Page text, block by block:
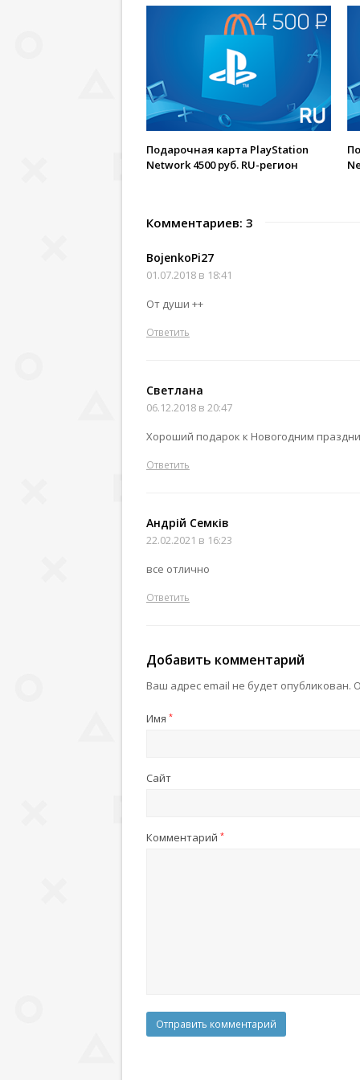
Подарочная карта PlayStation
Network 4500 руб. RU-регион
Комментариев: 3
BojenkoPi27
01.07.2018 в 18:41
От души ++
Ответить
Светлана
06.12.2018 в 20:47
Хороший подарок к Новогодним
Ответить
Андрій Семків
22.02.2021 в 16:23
все отлично
Ответить
Добавить комментарий
Ваш адрес email не будет опубликован.
Имя *
Сайт
Комментарий *